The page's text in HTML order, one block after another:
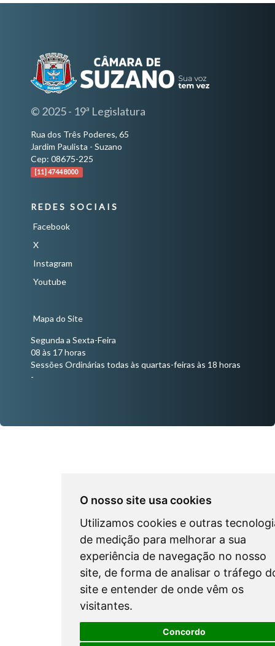
O nosso site usa cookies
Utilizamos cookies e outras
de medição para melhorar a sua
experiência de navegação no nosso
site, de forma de analisar o tráfego
site e entender de onde vêm os
visitantes.
Concordo
© 2025 - 19ª Legislatura
Rua dos Três Poderes, 65
Jardim Paulista - Suzano
Cep: 08675-225
[11] 4744 8000
REDES SOCIAIS
Facebook
X
Instagram
Youtube
Mapa do Site
Segunda a Sexta-Feira
08 às 17 horas
Sessões Ordinárias todas às quartas-feiras às 18 horas
-